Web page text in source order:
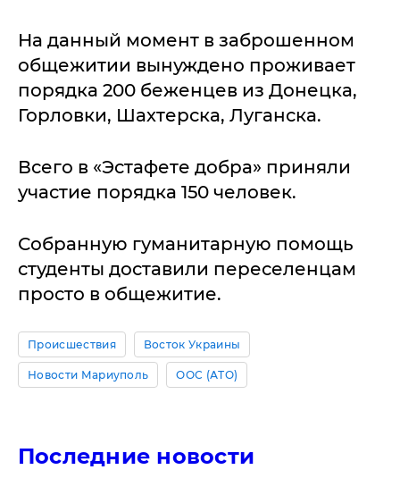
На данный момент в заброшенном
общежитии вынуждено проживает
порядка 200 беженцев из Донецка,
Горловки, Шахтерска, Луганска.
Всего в «Эстафете добра» приняли
участие порядка 150 человек.
Собранную гуманитарную помощь
студенты доставили переселенцам
просто в общежитие.
Происшествия Восток Украины
Новости Мариуполь ООС (АТО)
Последние новости